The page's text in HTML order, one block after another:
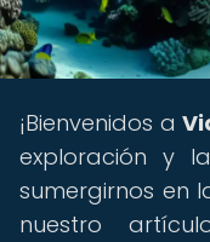
¡Bienvenidos a
exploración y
sumergirnos en
nuestro